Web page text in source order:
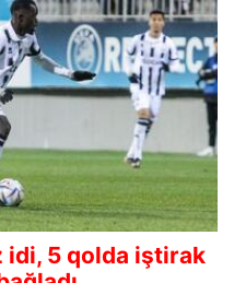
idi, 5 qolda iştirak